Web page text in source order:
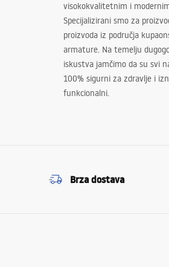
visokokvalitetnim i
Specijalizirani smo za
proizvoda iz područja
armature. Na temelju
iskustva jamčimo da su svi
100% sigurni za zdravlje i
funkcionalni.
Brza dostava